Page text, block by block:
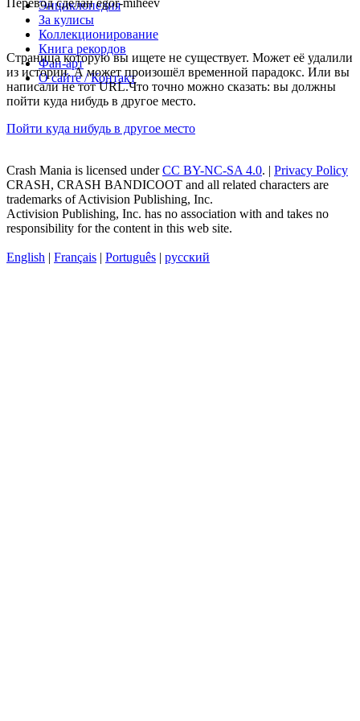
Энциклопедия
За кулисы
Коллекционирование
Книга рекордов
Фан-арт
О сайте / Контакт
Страница которую вы ищете не существует. Может её удалили
из истории. А может произошёл временной парадокс. Или вы
написали не тот URL.Что точно можно сказать: вы должны
пойти куда нибудь в другое место.
Пойти куда нибудь в другое место
Crash Mania is licensed underCC BY-NC-SA 4.0. | Privacy Policy
CRASH, CRASH BANDICOOT and all related characters are
trademarks of Activision Publishing, Inc.
Activision Publishing, Inc. has no association with and takes no
responsibility for the content in this web site.
English | Français | Português | русский